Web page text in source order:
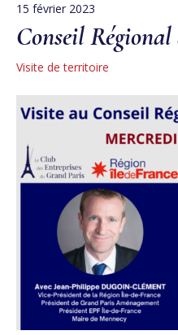
15 février 2023
Conseil Régional
Visite de territoire